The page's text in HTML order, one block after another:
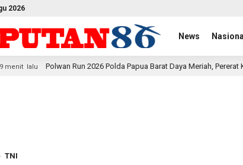
2026
News Nasional
Polda Papua Barat Daya Meriah, Pererat Kebersamaan Polri dan
TNI